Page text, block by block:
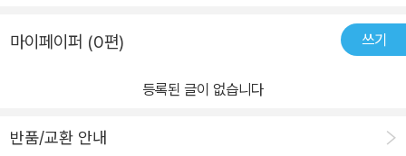
마이페이퍼 (0편) 쓰기
등록된 글이 없습니다
반품/교환 안내